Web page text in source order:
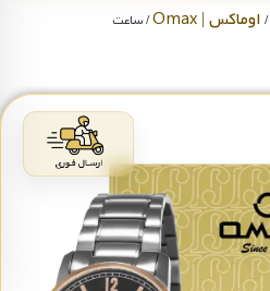
/ اوماکس | Omax
/ ساعت